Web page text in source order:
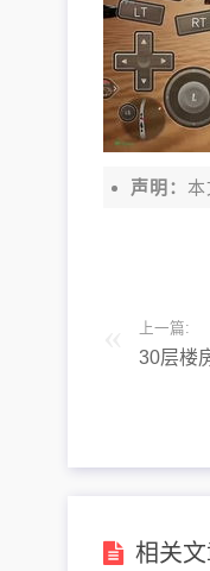
声明：
上一篇:
30层楼
相关